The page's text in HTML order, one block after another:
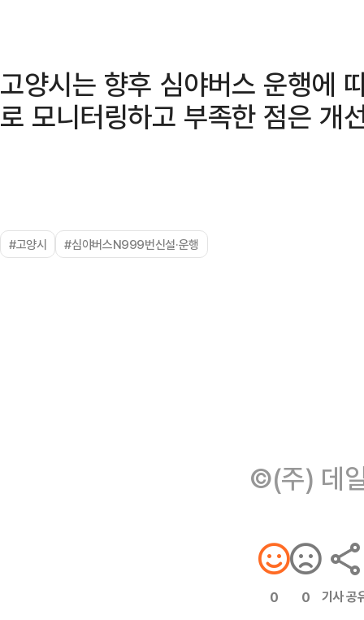
고양시는 향후 심야버스 운행에
로 모니터링하고 부족한 점은 개
#고양시 #심야버스N999번신설·운행
©(주) 데
0 0 기사 공